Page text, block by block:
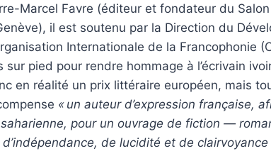
Marcel Favre (éditeur et fondateur du
il est soutenu par la Direction du
Internationale de la Francophonie
sur pied pour rendre hommage à l’écrivain
en réalité un prix littéraire européen, mais
« un auteur d’expression française,
pour un ouvrage de fiction —
de lucidité et de clairvoyance